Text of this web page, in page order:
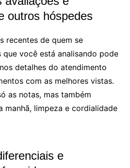
outros hóspedes
recentes de quem se
que você está analisando pode
detalhes do atendimento
com as melhores vistas.
as notas, mas também
manhã, limpeza e cordialidade
e